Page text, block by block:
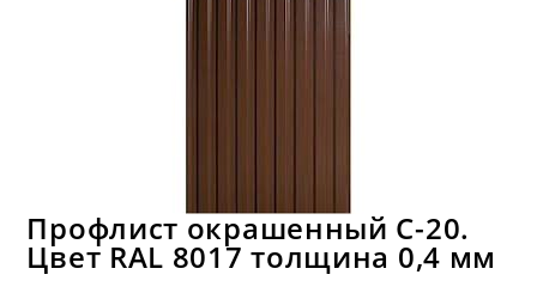
Профлист окрашенный С-20.
Цвет RAL 8017 толщина 0,4 мм